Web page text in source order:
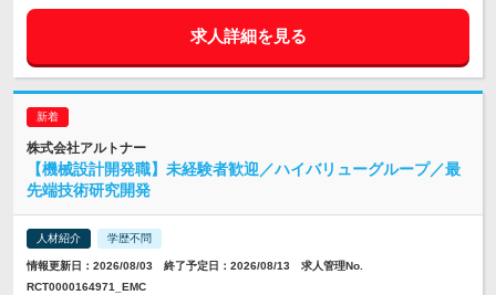
求人詳細を見る
株式会社アルトナー
【機械設計開発職】未経験者歓迎／ハイバリューグループ／最
先端技術研究開発
人材紹介 学歴不問
情報更新日：2026/08/03 終了予定日：2026/08/13 求人管理No.
RCT0000164971_EMC